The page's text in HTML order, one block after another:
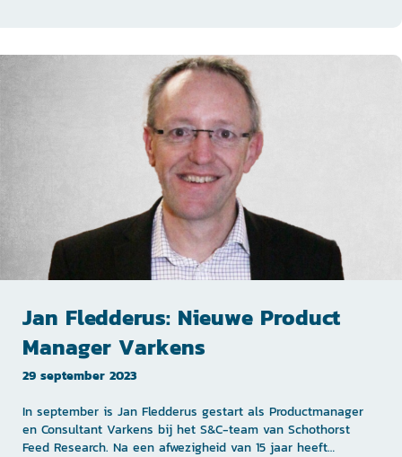
Jan Fledderus: Nieuwe Product
Manager Varkens
29 september 2023
In september is Jan Fledderus gestart als Productmanager
en Consultant Varkens bij het S&C-team van Schothorst
Feed Research. Na een afwezigheid van 15 jaar heeft…